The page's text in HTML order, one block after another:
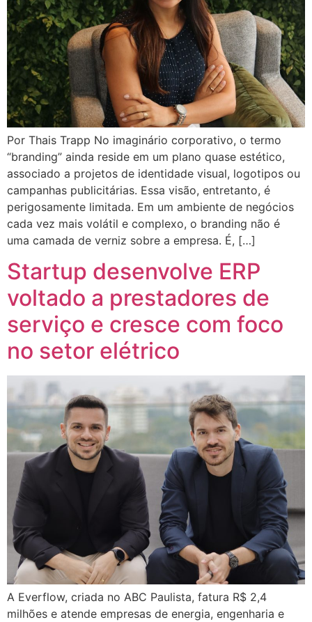
Por Thais Trapp No imaginário corporativo, o termo
“branding” ainda reside em um plano quase estético,
associado a projetos de identidade visual, logotipos ou
campanhas publicitárias. Essa visão, entretanto, é
perigosamente limitada. Em um ambiente de negócios
cada vez mais volátil e complexo, o branding não é
uma camada de verniz sobre a empresa. É, […]
Startup desenvolve ERP
voltado a prestadores de
serviço e cresce com foco
no setor elétrico
A Everflow, criada no ABC Paulista, fatura R$ 2,4
milhões e atende empresas de energia, engenharia e